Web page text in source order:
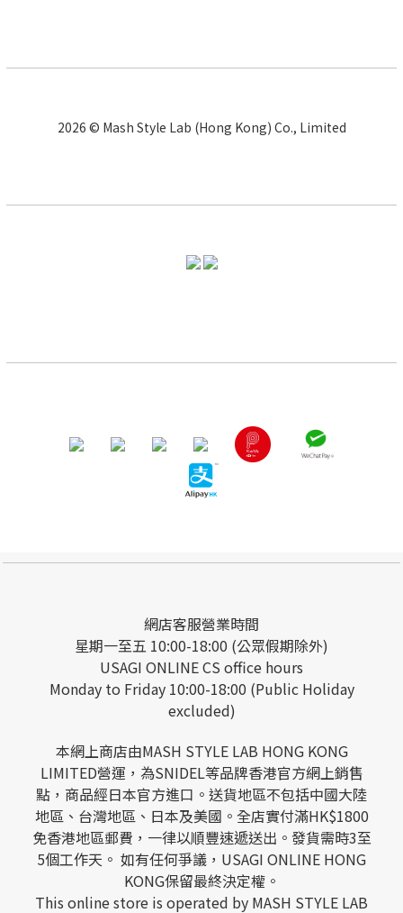
2026 © Mash Style Lab (Hong Kong) Co., Limited
網店客服營業時間
星期一至五 10:00-18:00 (公眾假期除外)
USAGI ONLINE CS office hours
Monday to Friday 10:00-18:00 (Public Holiday
excluded)
本網上商店由MASH STYLE LAB HONG KONG
LIMITED營運，為SNIDEL等品牌香港官方網上銷售
點，商品經日本官方進口。送貨地區不包括中國大陸
地區、台灣地區、日本及美國。全店實付滿HK$1800
免香港地區郵費，一律以順豐速遞送出。發貨需時3至
5個工作天。 如有任何爭議，USAGI ONLINE HONG
KONG保留最終決定權。
This online store is operated by MASH STYLE LAB